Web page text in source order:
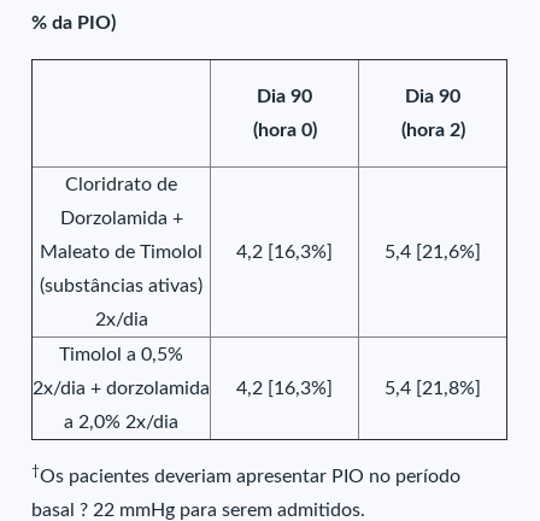
% da PIO)
Dia 90
(hora 0)
Dia 90
(hora 2)
Cloridrato de
Dorzolamida +
Maleato de Timolol
(substâncias ativas)
2x/dia
4,2 [16,3%] 5,4 [21,6%]
Timolol a 0,5%
2x/dia + dorzolamida
a 2,0% 2x/dia
4,2 [16,3%] 5,4 [21,8%]
†Os pacientes deveriam apresentar PIO no período
basal ? 22 mmHg para serem admitidos.